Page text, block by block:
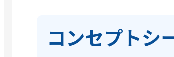
コンセプトシ